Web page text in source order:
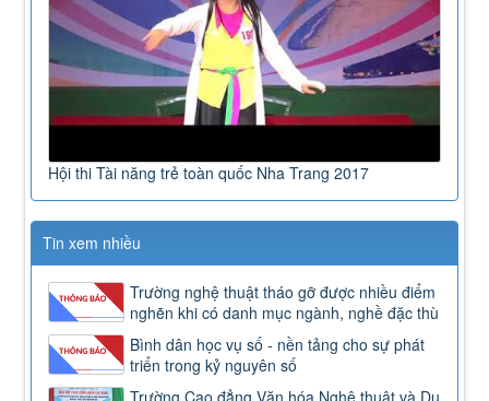
Hội thi Tài năng trẻ toàn quốc Nha Trang 2017
Tin xem nhiều
Trường nghệ thuật tháo gỡ được nhiều điểm
nghẽn khi có danh mục ngành, nghề đặc thù
Bình dân học vụ số - nền tảng cho sự phát
triển trong kỷ nguyên số